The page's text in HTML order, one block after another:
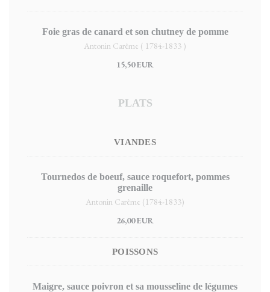
Foie gras de canard et son chutney de pomme
Antonin Carême ( 1784-1833 )
15,50 EUR
PLATS
VIANDES
Tournedos de boeuf, sauce roquefort, pommes
grenaille
Antonin Carême (1784-1833)
26,00 EUR
POISSONS
Maigre, sauce poivron et sa mousseline de légumes